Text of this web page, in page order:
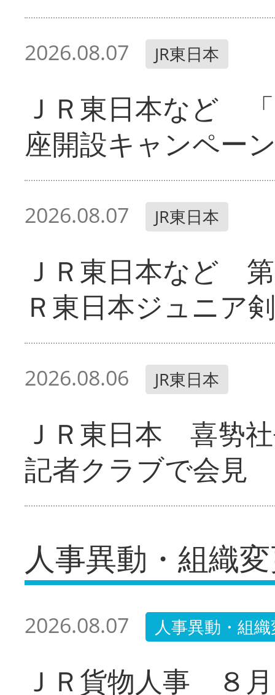
2026.08.07 JR東日本
ＪＲ東日本など
座開設キャンペー
2026.08.07 JR東日本
ＪＲ東日本など
Ｒ東日本ジュニア
2026.08.06 JR東日本
ＪＲ東日本 喜㔟
記者クラブで会見
人事異動・組織
2026.08.07 人事異動・組
ＪＲ貨物人事 ８